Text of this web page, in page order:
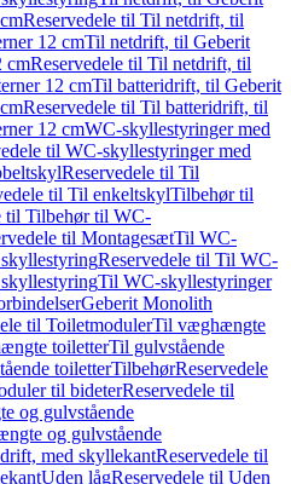
Reservedele til Til netdrift, til
12 cmTil netdrift, til Geberit
cmReservedele til Til netdrift, til
12 cmTil batteridrift, til Geberit
Reservedele til Til batteridrift, til
12 cmWC-skyllestyringer med
til WC-skyllestyringer med
Reservedele til Til
til Til enkeltskylTilbehør til
til Tilbehør til WC-
til MontagesætTil WC-
Reservedele til Til WC-
Til WC-skyllestyringer
Geberit Monolith
til ToiletmodulerTil væghængte
toiletterTil gulvstående
toiletterTilbehørReservedele
til bideterReservedele til
og gulvstående
og gulvstående
med skyllekantReservedele til
Uden lågReservedele til Uden